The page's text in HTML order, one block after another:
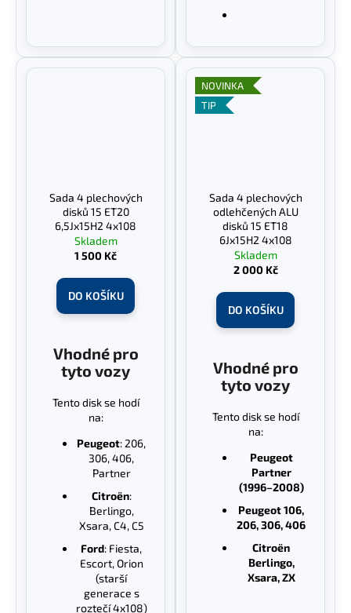
Sada 4 plechových
disků 15 ET20
6,5Jx15H2 4x108
Skladem
1 500 Kč
DO KOŠÍKU
Vhodné pro
tyto vozy
Tento disk se hodí
na:
Peugeot: 206,
306, 406,
Partner
Citroën:
Berlingo,
Xsara, C4, C5
Ford: Fiesta,
Escort, Orion
(starší
generace s
roztečí 4x108)
NOVINKA
TIP
Sada 4 plechových
odlehčených ALU
disků 15 ET18
6Jx15H2 4x108
Skladem
2 000 Kč
DO KOŠÍKU
Vhodné pro
tyto vozy
Tento disk se hodí
na:
Peugeot
Partner
(1996–2008)
Peugeot 106,
206, 306, 406
Citroën
Berlingo,
Xsara, ZX